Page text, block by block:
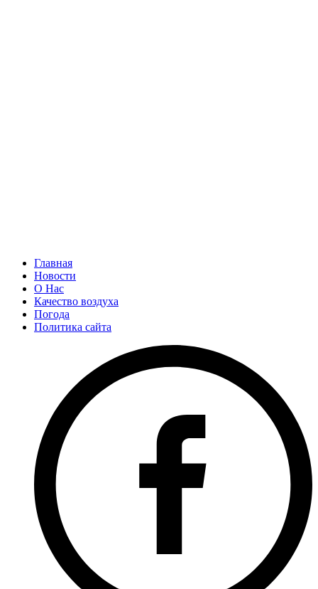
Главная
Новости
О Нас
Качество воздуха
Погода
Политика сайта